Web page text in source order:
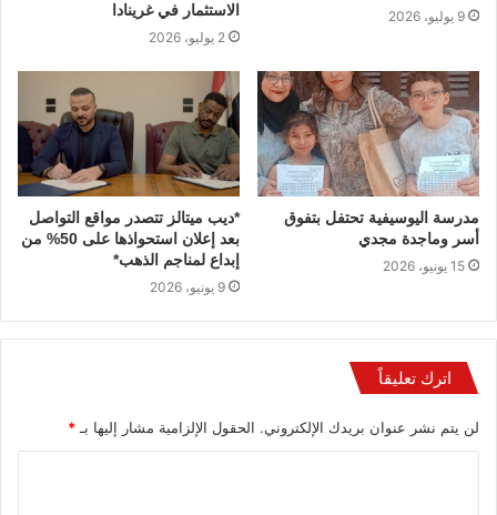
9 يوليو، 2026
الاستثمار في غرينادا
2 يوليو، 2026
مدرسة اليوسيفية تحتفل بتفوق
أسر وماجدة مجدي
15 يونيو، 2026
*ديب ميتالز تتصدر مواقع التواصل
بعد إعلان استحواذها على 50% من
إبداع لمناجم الذهب*
9 يونيو، 2026
اترك تعليقاً
لن يتم نشر عنوان بريدك الإلكتروني. الحقول الإلزامية مشار إليها بـ *